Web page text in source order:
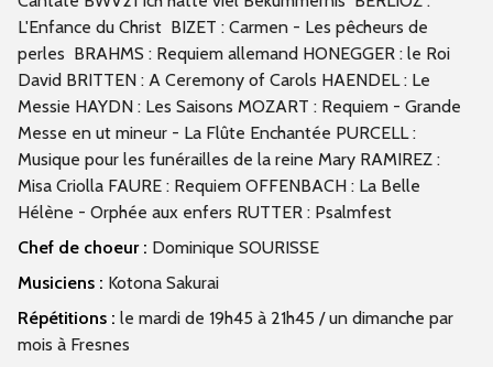
L'Enfance du Christ BIZET : Carmen - Les pêcheurs de
perles BRAHMS : Requiem allemand HONEGGER : le Roi
David BRITTEN : A Ceremony of Carols HAENDEL : Le
Messie HAYDN : Les Saisons MOZART : Requiem - Grande
Messe en ut mineur - La Flûte Enchantée PURCELL :
Musique pour les funérailles de la reine Mary RAMIREZ :
Misa Criolla FAURE : Requiem OFFENBACH : La Belle
Hélène - Orphée aux enfers RUTTER : Psalmfest
Chef de choeur : Dominique SOURISSE
Musiciens : Kotona Sakurai
Répétitions : le mardi de 19h45 à 21h45 / un dimanche par
mois à Fresnes